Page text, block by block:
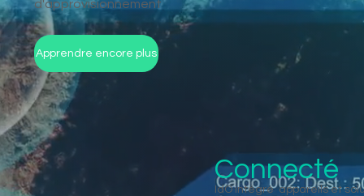
d'approvisionnement
Apprendre encore plus
Connecté
IdO intégré appareils et